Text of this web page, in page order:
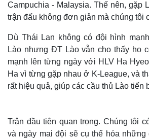
Campuchia - Malaysia. Thế nên, gặp
trận đấu không đơn giản mà chúng tôi
Dù Thái Lan không có đội hình
Lào nhưng ĐT Lào vẫn cho thấy họ
mạnh lên từng ngày với HLV Ha
Ha vì từng gặp nhau ở K-League, và
rất hiệu quả, giúp các cầu thủ Lào tiến
Trận đầu tiên quan trọng. Chúng tôi
và ngày mai đội sẽ cụ thể hóa